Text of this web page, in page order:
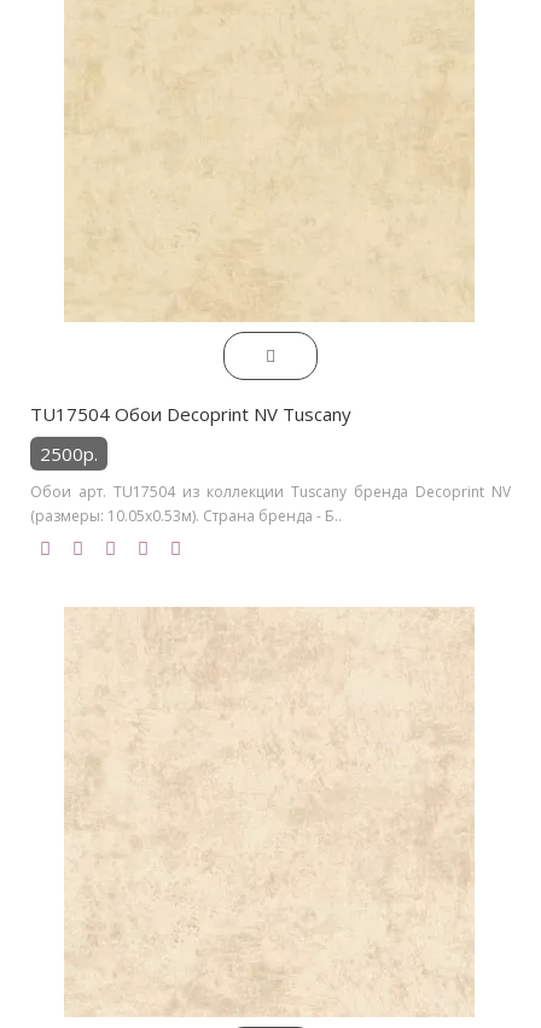
TU17504 Обои Decoprint NV Tuscany
2500р.
Обои арт. TU17504 из коллекции Tuscany бренда Decoprint NV
(размеры: 10.05х0.53м). Страна бренда - Б..